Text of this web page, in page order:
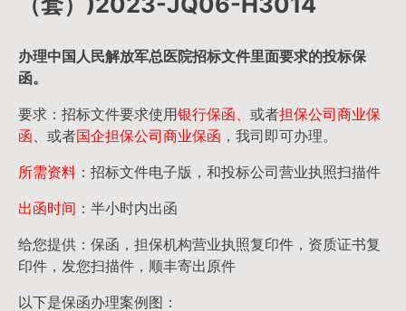
办理中国人民解放军总医院招标文件里面要求的投标保
函。
要求：招标文件要求使用银行保函、 或者担保公司商业保
函 、或者国企担保公司商业保函 ，我司即可办理。
所需资料 ：招标文件电子版，和投标公司营业执照扫描件
出函时间 ：半小时内出函
给您提供：保函，担保机构营业执照复印件，资质证书复
印件，发您扫描件，顺丰寄出原件
以下是保函办理案例图：